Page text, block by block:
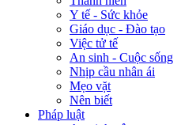
Y tế - Sức khỏe
Giáo dục - Đào tạo
Việc tử tế
An sinh - Cuộc sống
Nhịp cầu nhân ái
Mẹo vặt
Nên biết
Pháp luật